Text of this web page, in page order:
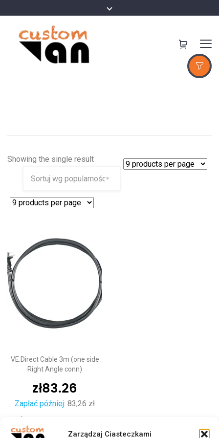
Zarządzaj Ciasteczkami
Showing the single result
VE.Direct Cable 3m (one side
Right Angle conn)
zł83.26
Zapłać później: 83,26 zł